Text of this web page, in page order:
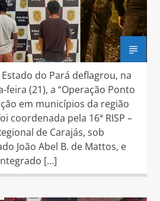
do Pará deflagrou, na
(21), a “Operação Ponto
em municípios da região
coordenada pela 16ª RISP –
de Carajás, sob
João Abel B. de Mattos, e
[…]